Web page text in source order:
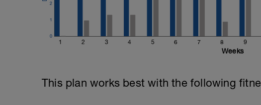
1 2 3 4 5 6 7 8 9
0
1
2
Weeks
This plan works best with the following